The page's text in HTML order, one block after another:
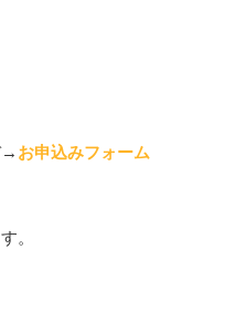
→ お申込みフォーム
。